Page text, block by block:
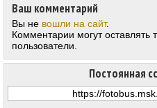
Постоянная
Ваш комментарий
Вы не вошли на сайт.
Комментарии могут оставлять
пользователи.